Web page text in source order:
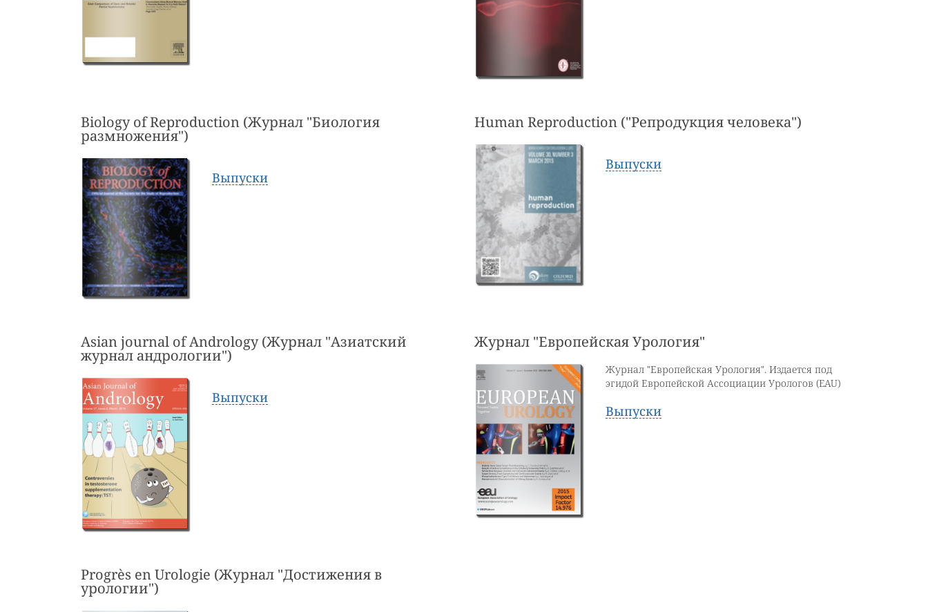
Biology of Reproduction (Журнал "Биология
размножения")
Выпуски
Human Reproduction ("Репродукция человека")
Выпуски
Asian journal of Andrology (Журнал "Азиатский
журнал андрологии")
Выпуски
Журнал "Европейская Урология"
Журнал "Европейская Урология". Издается под
эгидой Европейской Ассоциации Урологов (EAU)
Выпуски
Progrès en Urologie (Журнал "Достижения в
урологии")